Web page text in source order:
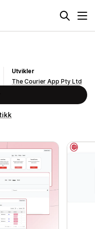
Utvikler
The Courier App Pty Ltd